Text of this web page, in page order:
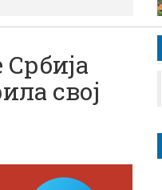
свој